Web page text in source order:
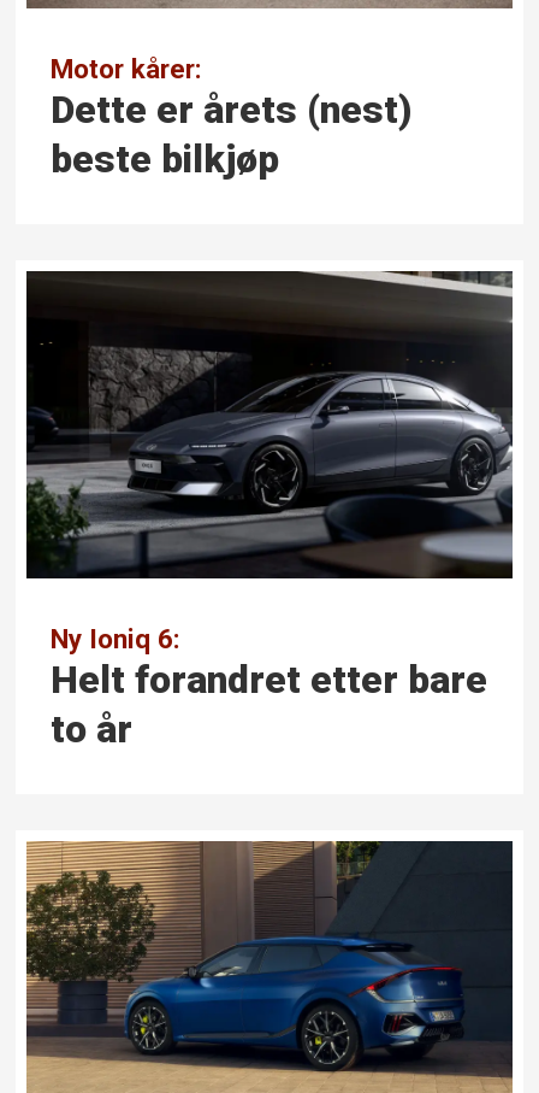
Motor kårer:
Dette er årets (nest)
beste bilkjøp
Ny Ioniq 6:
Helt forandret etter bare
to år